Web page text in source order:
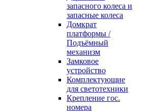
запасного колеса и
запасные колеса
Домкрат
платформы /
Подъёмный
механизм
Замковое
устройство
Комплектующие
для светотехники
Крепление гос.
номера